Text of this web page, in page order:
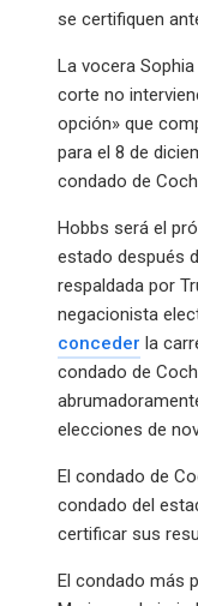
se certifiquen
La vocera
corte no
opción» que
para el 8 de
condado de
Hobbs será el
estado después
respaldada por
negacionista
conceder la
condado de
elecciones de
El condado de
condado del
certificar sus
El condado más